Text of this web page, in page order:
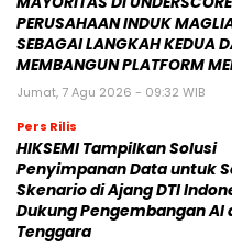
PERUSAHAAN INDUK
SEBAGAI LANGKAH KEDUA
MEMBANGUN PLATFORM
Jumat, 7 Agu 2026 - 09:32 WIB
Pers Rilis
HIKSEMI Tampilkan Solusi
Penyimpanan Data untuk
Skenario di Ajang DTI
Dukung Pengembangan AI
Tenggara